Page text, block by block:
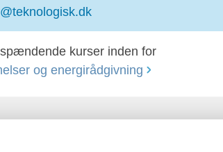
kurser inden for
og energirådgivning